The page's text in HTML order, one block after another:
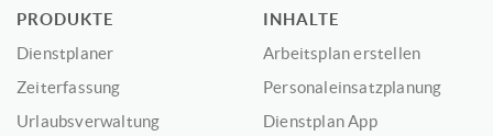
PRODUKTE
Dienstplaner
Zeiterfassung
Urlaubsverwaltung
INHALTE
Arbeitsplan erstellen
Personaleinsatzplanung
Dienstplan App